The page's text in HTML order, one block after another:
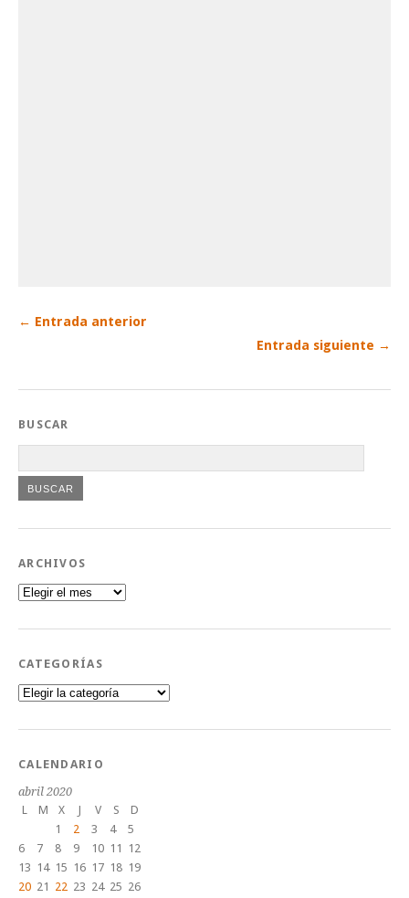
← Entrada anterior
Entrada siguiente →
BUSCAR
ARCHIVOS
Archivos
CATEGORÍAS
Categorías
CALENDARIO
abril 2020
L
M X J V S
D
1
2 3 4
5
6
7 8 9 10 11
12
13 14 15 16 17 18 19
20 21 22 23 24 25 26